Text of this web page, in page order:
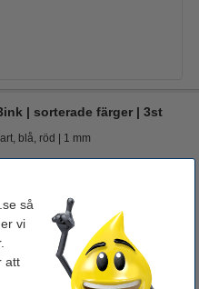
så
vi
att
| sorterade färger | 3st
blå, röd 1 mm
vi på måndag!
Beställ